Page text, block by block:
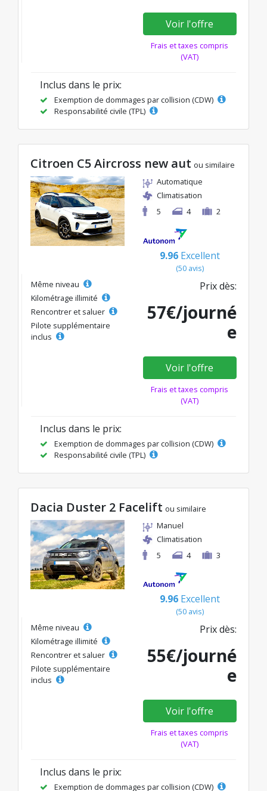
Voir l'offre
Frais et taxes compris
(VAT)
Inclus dans le prix:
Exemption de dommages par collision (CDW)
Responsabilité civile (TPL)
Citroen C5 Aircross new aut ou similaire
Automatique
Climatisation
5
4 2
9.96 Excellent
(50 avis)
Même niveau
Kilométrage illimité
Rencontrer et saluer
Pilote supplémentaire
inclus
Prix dès:
57€/journé
e
Voir l'offre
Frais et taxes compris
(VAT)
Inclus dans le prix:
Exemption de dommages par collision (CDW)
Responsabilité civile (TPL)
Dacia Duster 2 Facelift ou similaire
Manuel
Climatisation
5
4 3
9.96 Excellent
(50 avis)
Même niveau
Kilométrage illimité
Rencontrer et saluer
Pilote supplémentaire
inclus
Prix dès:
55€/journé
e
Voir l'offre
Frais et taxes compris
(VAT)
Inclus dans le prix:
Exemption de dommages par collision (CDW)